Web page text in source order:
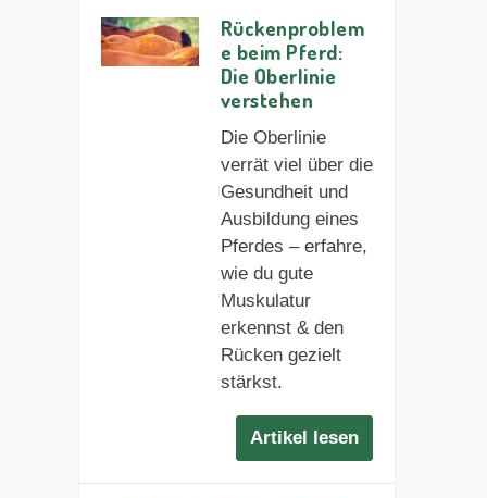
Rückenproblem
e beim Pferd:
Die Oberlinie
verstehen
Die Oberlinie
verrät viel über die
Gesundheit und
Ausbildung eines
Pferdes – erfahre,
wie du gute
Muskulatur
erkennst & den
Rücken gezielt
stärkst.
Artikel lesen